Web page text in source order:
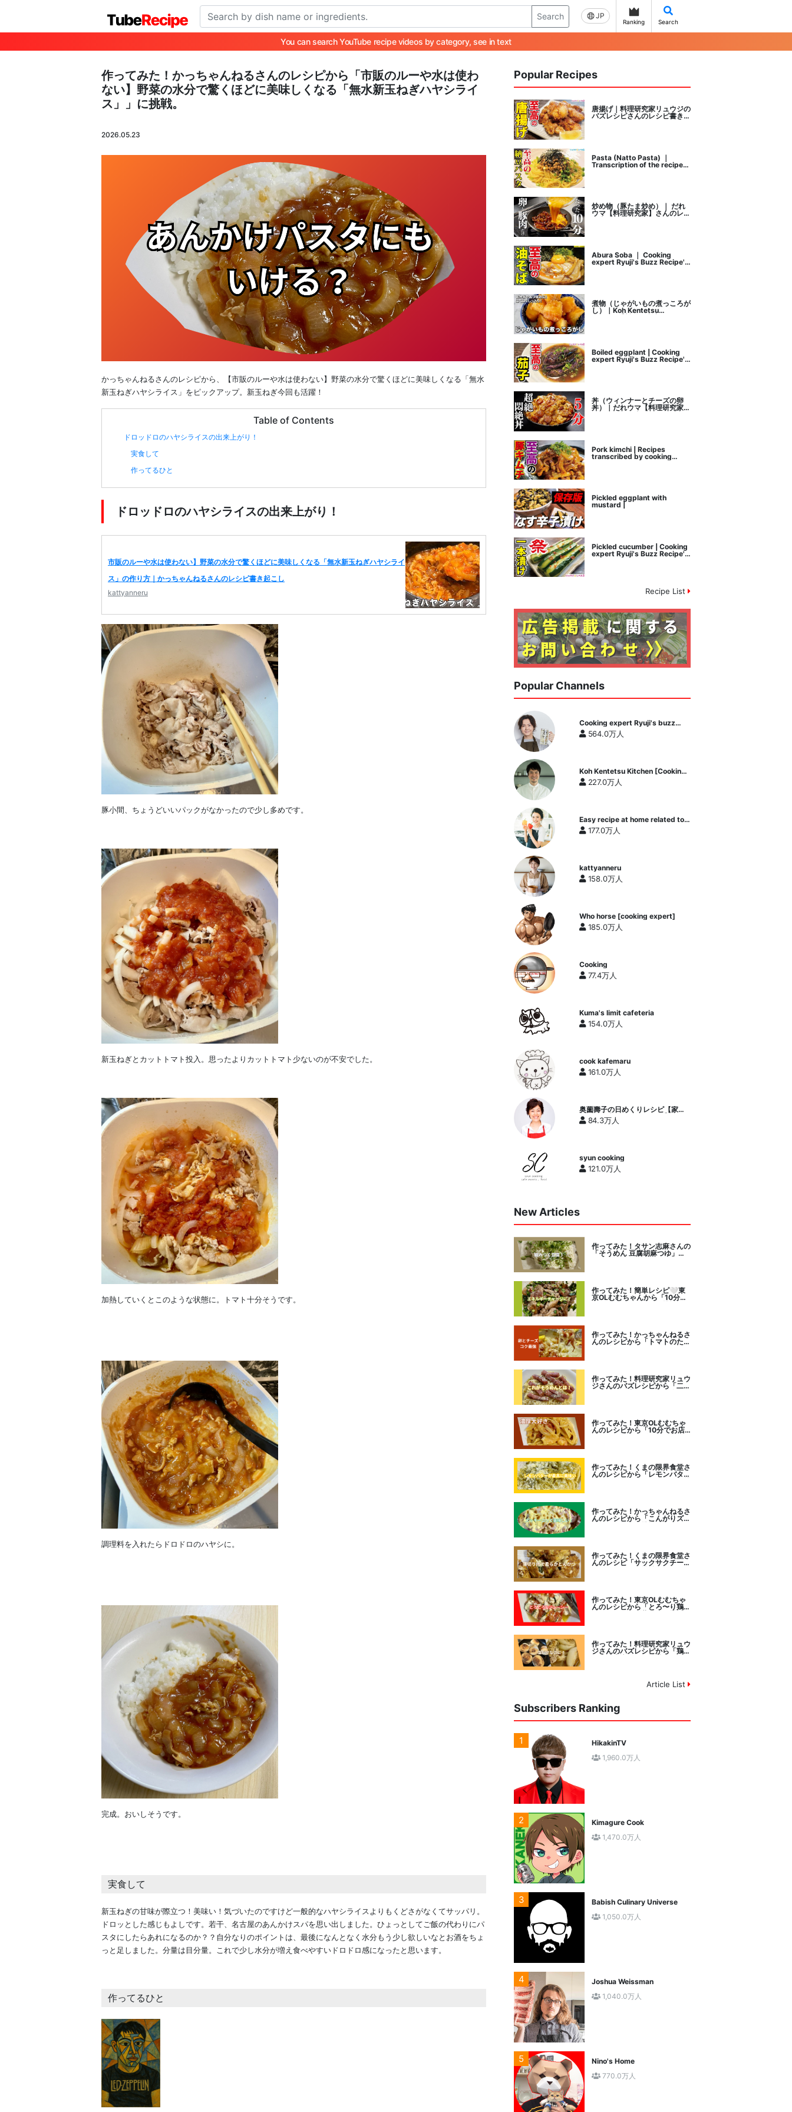
Search JP
Ranking Search
You can search YouTube recipe videos by category, see in text
作ってみた！かっちゃんねるさんのレシピから「市販のルーや水は使わ
ない】野菜の水分で驚くほどに美味しくなる「無水新玉ねぎハヤシライ
ス」」に挑戦。
2026.05.23
かっちゃんねるさんのレシピから、【市販のルーや水は使わない】野菜の水分で驚くほどに美味しくなる「無水
新玉ねぎハヤシライス」をピックアップ。新玉ねぎ今回も活躍！
Table of Contents
ドロッドロのハヤシライスの出来上がり！
実食して
作ってるひと
ドロッドロのハヤシライスの出来上がり！
市販のルーや水は使わない】野菜の水分で驚くほどに美味しくなる「無水新玉ねぎハヤシライ
ス」の作り方｜かっちゃんねるさんのレシピ書き起こし
kattyanneru
豚小間、ちょうどいいパックがなかったので少し多めです。
新玉ねぎとカットトマト投入。思ったよりカットトマト少ないのが不安でした。
加熱していくとこのような状態に。トマト十分そうです。
調理料を入れたらドロドロのハヤシに。
完成。おいしそうです。
実食して
新玉ねぎの甘味が際立つ！美味い！気づいたのですけど一般的なハヤシライスよりもくどさがなくてサッパリ。
ドロッとした感じもよしです。若干、名古屋のあんかけスパを思い出しました。ひょっとしてご飯の代わりにパ
スタにしたらあれになるのか？？自分なりのポイントは、最後になんとなく水分もう少し欲しいなとお酒をちょ
っと足しました。分量は目分量。これで少し水分が増え食べやすいドロドロ感になったと思います。
作ってるひと
Popular Recipes
唐揚げ｜料理研究家リュウジの
バズレシピさんのレシピ書き起
Pasta (Natto Pasta) ｜
Transcription of the recipe
by Ryuji's buzz recipe, a
炒め物（豚たま炒め）｜ だれ
ウマ【料理研究家】さんのレシ
Abura Soba ｜ Cooking
expert Ryuji's Buzz Recipe's
recipe transcription
煮物（じゃがいもの煮っころが
し）｜Koh Kentetsu
Boiled eggplant | Cooking
expert Ryuji's Buzz Recipe's
recipe transcription
丼（ウィンナーとチーズの卵
丼）｜だれウマ【料理研究家】
Pork kimchi | Recipes
transcribed by cooking
researcher Ryuji's Buzz
Pickled eggplant with
mustard |
Pickled cucumber | Cooking
expert Ryuji's Buzz Recipe's
recipe transcription
Recipe List
Popular Channels
Cooking expert Ryuji's buzz
recipe
564.0万人
Koh Kentetsu Kitchen [Cooking
expert Koh Kentetsu official
channel]
227.0万人
Easy recipe at home related to
cooking researcher / Yukari's
Kitchen
177.0万人
kattyanneru
158.0万人
Who horse [cooking expert]
185.0万人
Cooking
77.4万人
Kuma's limit cafeteria
154.0万人
cook kafemaru
161.0万人
奥薗壽子の日めくりレシピ【家庭
料理研究家公式チャンネル】
84.3万人
syun cooking
121.0万人
New Articles
作ってみた！タサン志麻さんの
「そうめん 豆腐胡麻つゆ」を
作ってみた！簡単レシピ🤍東
京OLむむちゃんから「10分で
作ってみた！かっちゃんねるさ
んのレシピから「トマトのたま
作ってみた！料理研究家リュウ
ジさんのバズレシピから「二度
作ってみた！東京OLむむちゃ
んのレシピから「10分でお店
作ってみた！くまの限界食堂さ
んのレシピから「レモンバター
作ってみた！かっちゃんねるさ
んのレシピから「こんがりズッ
作ってみた！くまの限界食堂さ
んのレシピ「サックサクチーズ
作ってみた！東京OLむむちゃ
んのレシピから「とろ〜り鶏む
作ってみた！料理研究家リュウ
ジさんのバズレシピから「鶏の
Article List
Subscribers Ranking
1
HikakinTV
1,960.0万人
2
Kimagure Cook
1,470.0万人
3
Babish Culinary Universe
1,050.0万人
4
Joshua Weissman
1,040.0万人
5
Nino's Home
770.0万人